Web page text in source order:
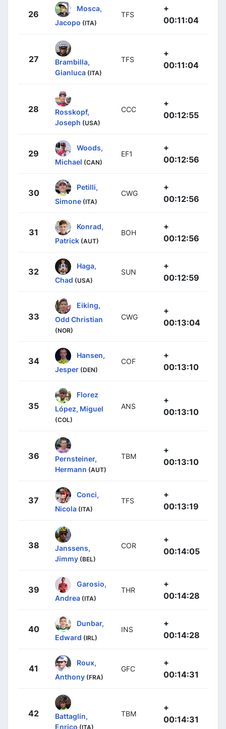
26
Mosca,
Jacopo (ITA)
TFS
+
00:11:04
27
Brambilla,
Gianluca (ITA)
TFS
+
00:11:04
28
Rosskopf,
Joseph (USA)
CCC
+
00:12:55
29
Woods,
Michael (CAN)
EF1
+
00:12:56
30
Petilli,
Simone (ITA)
CWG
+
00:12:56
31
Konrad,
Patrick (AUT)
BOH
+
00:12:56
32
Haga,
Chad (USA)
SUN
+
00:12:59
33
Eiking,
Odd Christian
(NOR)
CWG
+
00:13:04
34
Hansen,
Jesper (DEN)
COF
+
00:13:10
35
Florez
López, Miguel
(COL)
ANS
+
00:13:10
36
Pernsteiner,
Hermann (AUT)
TBM
+
00:13:10
37
Conci,
Nicola (ITA)
TFS
+
00:13:19
38
Janssens,
Jimmy (BEL)
COR
+
00:14:05
39
Garosio,
Andrea (ITA)
THR
+
00:14:28
40
Dunbar,
Edward (IRL)
INS
+
00:14:28
41
Roux,
Anthony (FRA)
GFC
+
00:14:31
42
Battaglin,
Enrico (ITA)
TBM
+
00:14:31